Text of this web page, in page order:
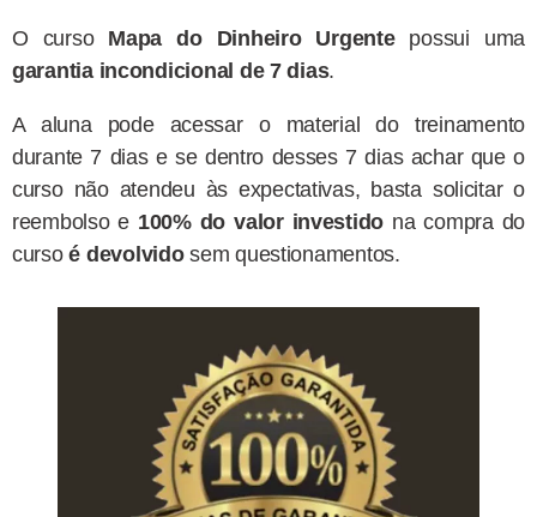
O curso Mapa do Dinheiro Urgentepossui uma
garantia incondicional de 7 dias.
A aluna pode acessar o material do treinamento
durante 7 dias e se dentro desses 7 dias achar que o
curso não atendeu às expectativas, basta solicitar o
reembolso e 100% do valor investido na compra do
cursoé devolvidosem questionamentos.